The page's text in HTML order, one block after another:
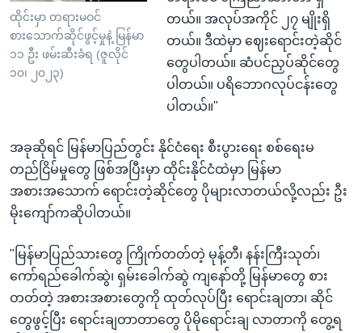
ထိုင်းမှာ တရားမဝင်
စားသောက်ဆိုင်ဖွင့်မှုနဲ့ မြန်မာ
၁၁ ဦး ဖမ်းဆီးခံရ (ဇူလိုင်
၁၀၊ ၂၀၂၃)
တယ်။ အလုပ်အကိုင် ၂၇ မျိုးရှိ
တယ်။ ဒီထဲမှာ ဈေးရောင်းတဲ့ဆိုင်
တွေပါတယ်။ ဆံပင်ညှပ်ဆိုင်တွေ
ပါတယ်။ ပရိဘောဂလုပ်ငန်းတွေ
ပါတယ်။"
အခုဆိုရင် မြန်မာပြည်တွင်း နိုင်ငံရေး စီးပွားရေး စစ်ရေးမ
တည်ငြိမ်မှုတွေ ဖြစ်အပြီးမှာ ထိုင်းနိုင်ငံထဲမှာ မြန်မာ
အစားအသောက် ရောင်းတဲ့ဆိုင်တွေ ပိုများလာတယ်လို့လည်း ဦး
မိုးကျော်ကဆိုပါတယ်။
"မြန်မာပြည်သားတွေ ကြိုက်တတ်တဲ့ မုန့်တီ၊ နန်းကြီးသုတ်၊
ကော်ရည်ခေါက်ဆွဲ၊ ရှမ်းခေါက်ဆွဲ ကျနော်တို့ မြန်မာတွေ စား
တတ်တဲ့ အစားအစားတွေကို ထုတ်လုပ်ပြီး ရောင်းချတာ၊ ဆိုင်
တွေဖွင့်ပြီး ရောင်းချတာတာတွေ ပိုမိုရောင်းချ လာတာကို တွေ့ရ